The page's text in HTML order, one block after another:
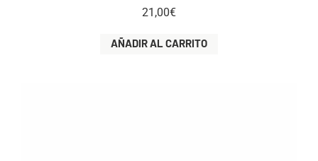
21,00€
AÑADIR AL CARRITO